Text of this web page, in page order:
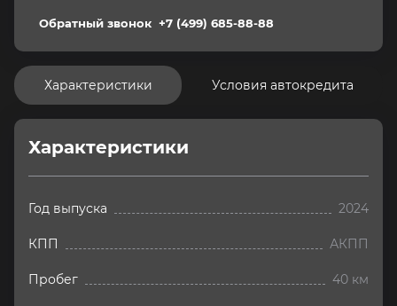
+7 (499) 685-88-88
Обратный звонок
Характеристики Условия автокредита
Характеристики
Год выпуска 2024
КПП АКПП
Пробег 40 км